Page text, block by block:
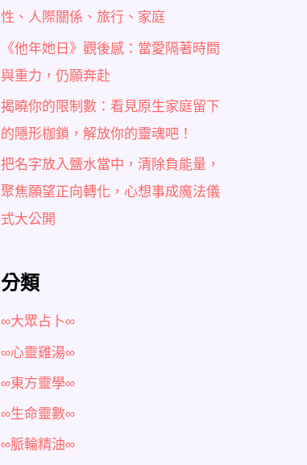
性、人際關係、旅行、家庭
《他年她日》觀後感：當愛隔著時間
與重力，仍願奔赴
揭曉你的限制數：看見原生家庭留下
的隱形枷鎖，解放你的靈魂吧！
把名字放入鹽水當中，清除負能量，
聚焦願望正向轉化，心想事成魔法儀
式大公開
分類
∞大眾占卜∞
∞心靈雞湯∞
∞東方靈學∞
∞生命靈數∞
∞脈輪精油∞